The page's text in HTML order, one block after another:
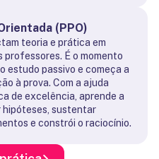
(PPO)
teoria e prática em
professores. É o momento
estudo passivo e começa a
à prova. Com a ajuda
de excelência, aprende a
sustentar
e constrói o raciocínio.